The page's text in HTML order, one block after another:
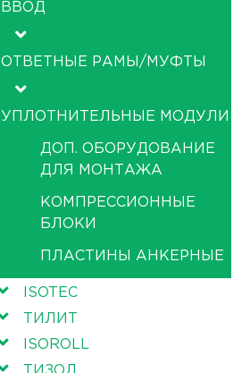
ВВОД
ОТВЕТНЫЕ РАМЫ/МУФТЫ
УПЛОТНИТЕЛЬНЫЕ МОДУЛИ
ДОП. ОБОРУДОВАНИЕ
ДЛЯ МОНТАЖА
КОМПРЕССИОННЫЕ
БЛОКИ
ПЛАСТИНЫ АНКЕРНЫЕ
ISOTEC
ТИЛИТ
ISOROLL